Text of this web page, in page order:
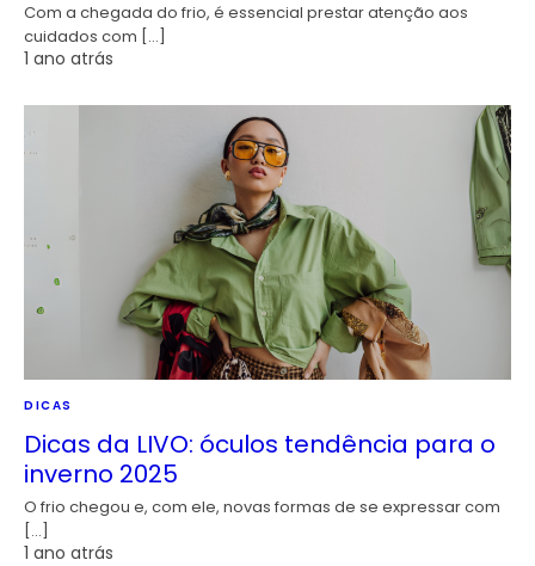
Com a chegada do frio, é essencial prestar atenção aos
cuidados com […]
1 ano atrás
DICAS
Dicas da LIVO: óculos tendência para o
inverno 2025
O frio chegou e, com ele, novas formas de se expressar com
[…]
1 ano atrás